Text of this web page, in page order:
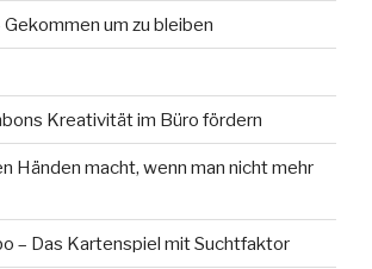
um zu bleiben
Kreativität im Büro fördern
Händen macht, wenn man nicht mehr
– Das Kartenspiel mit Suchtfaktor